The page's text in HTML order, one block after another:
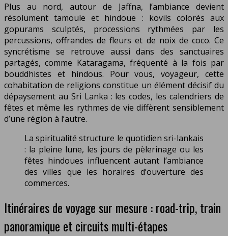
Plus au nord, autour de Jaffna, l’ambiance devient
résolument tamoule et hindoue : kovils colorés aux
gopurams sculptés, processions rythmées par les
percussions, offrandes de fleurs et de noix de coco. Ce
syncrétisme se retrouve aussi dans des sanctuaires
partagés, comme Kataragama, fréquenté à la fois par
bouddhistes et hindous. Pour vous, voyageur, cette
cohabitation de religions constitue un élément décisif du
dépaysement au Sri Lanka : les codes, les calendriers de
fêtes et même les rythmes de vie diffèrent sensiblement
d’une région à l’autre.
La spiritualité structure le quotidien sri-lankais
: la pleine lune, les jours de pèlerinage ou les
fêtes hindoues influencent autant l’ambiance
des villes que les horaires d’ouverture des
commerces.
Itinéraires de voyage sur mesure : road-trip, train
panoramique et circuits multi-étapes